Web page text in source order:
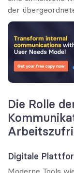
der
Die Rolle
Digitale
Moderne Tools